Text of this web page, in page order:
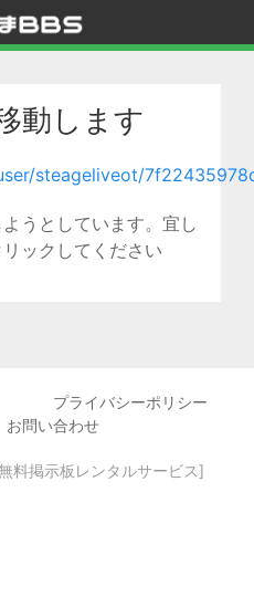
動します
steageliveot/
うとしています。宜し
ックしてください
プライバシーポリシー
お問い合わせ
料掲示板レンタルサービス]